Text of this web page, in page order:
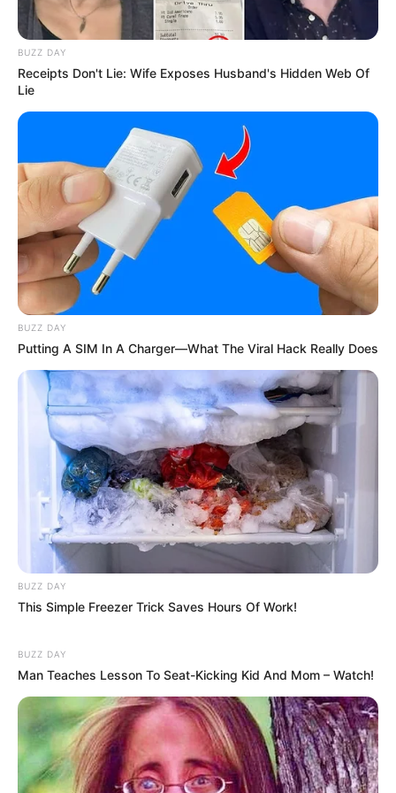
album terakhir mereka pada Maret 2022
(foto: instagram/nuest_official)
Daftar isi
Sosial Media Resmi
Situs Resmi: –
Facebook:
Twitter Staff:
Twitter Japan:@officialnuestjp
Instagram:@nuest_official
Instagram Japan:@nuestjapanofficial
Tiktok:@nuest_official
BUZZ DAY
Receipts Don't Lie: Wife Exposes Husband's Hidden Web Of
Lie
BUZZ DAY
Putting A SIM In A Charger—What The Viral Hack Really Does
BUZZ DAY
This Simple Freezer Trick Saves Hours Of Work!
BUZZ DAY
Man Teaches Lesson To Seat-Kicking Kid And Mom – Watch!